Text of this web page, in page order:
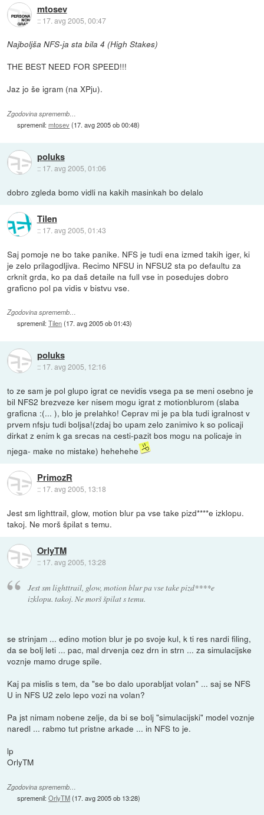
mtosev
:: 17. avg 2005, 00:47
Najboljša NFS-ja sta bila 4 (High Stakes)
THE BEST NEED FOR SPEED!!!
Jaz jo še igram (na XPju).
Zgodovina sprememb…
spremenil:mtosev(17. avg 2005 ob 00:48)
poluks
:: 17. avg 2005, 01:06
dobro zgleda bomo vidli na kakih masinkah bo delalo
Tilen
:: 17. avg 2005, 01:43
Saj pomoje ne bo take panike. NFS je tudi ena izmed takih iger, ki
je zelo prilagodljiva. Recimo NFSU in NFSU2 sta po defaultu za
crknit grda, ko pa daš detaile na full vse in posedujes dobro
graficno pol pa vidis v bistvu vse.
Zgodovina sprememb…
spremenil:Tilen(17. avg 2005 ob 01:43)
poluks
:: 17. avg 2005, 12:16
to ze sam je pol glupo igrat ce nevidis vsega pa se meni osebno je
bil NFS2 brezveze ker nisem mogu igrat z motionblurom (slaba
graficna :(... ), blo je prelahko! Ceprav mi je pa bla tudi igralnost v
prvem nfsju tudi boljsa!(zdaj bo upam zelo zanimivo k so policaji
dirkat z enim k ga srecas na cesti-pazit bos mogu na policaje in
njega- make no mistake) hehehehe
PrimozR
:: 17. avg 2005, 13:18
Jest sm lighttrail, glow, motion blur pa vse take pizd****e izklopu.
takoj. Ne morš špilat s temu.
OrlyTM
:: 17. avg 2005, 13:28
Jest sm lighttrail, glow, motion blur pa vse take pizd****e
izklopu. takoj. Ne morš špilat s temu.
se strinjam ... edino motion blur je po svoje kul, k ti res nardi filing,
da se bolj leti ... pac, mal drvenja cez drn in strn ... za simulacijske
voznje mamo druge spile.
Kaj pa mislis s tem, da "se bo dalo uporabljat volan" ... saj se NFS
U in NFS U2 zelo lepo vozi na volan?
Pa jst nimam nobene zelje, da bi se bolj "simulacijski" model voznje
naredl ... rabmo tut pristne arkade ... in NFS to je.
lp
OrlyTM
Zgodovina sprememb…
spremenil:OrlyTM(17. avg 2005 ob 13:28)